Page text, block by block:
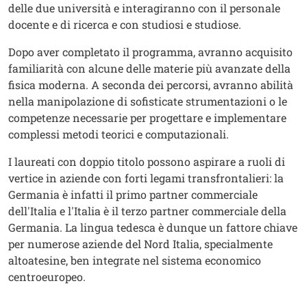
delle due università e interagiranno con il personale
docente e di ricerca e con studiosi e studiose.
Dopo aver completato il programma, avranno acquisito
familiarità con alcune delle materie più avanzate della
fisica moderna. A seconda dei percorsi, avranno abilità
nella manipolazione di sofisticate strumentazioni o le
competenze necessarie per progettare e implementare
complessi metodi teorici e computazionali.
I laureati con doppio titolo possono aspirare a ruoli di
vertice in aziende con forti legami transfrontalieri: la
Germania è infatti il primo partner commerciale
dell'Italia e l'Italia è il terzo partner commerciale della
Germania. La lingua tedesca è dunque un fattore chiave
per numerose aziende del Nord Italia, specialmente
altoatesine, ben integrate nel sistema economico
centroeuropeo.